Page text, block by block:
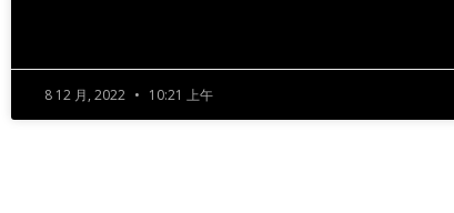
8 12 月, 2022 10:21 上午